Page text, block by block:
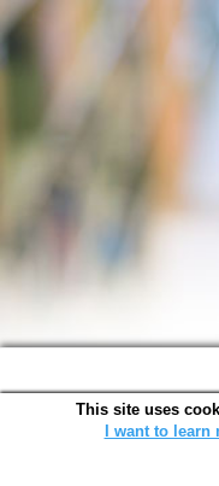
SOWA
This site uses
I want to learn